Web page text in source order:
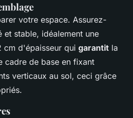
votre espace. Assurez-
stable, idéalement une
cm d'épaisseur qui garantit la
cadre de base en fixant
verticaux au sol, ceci grâce